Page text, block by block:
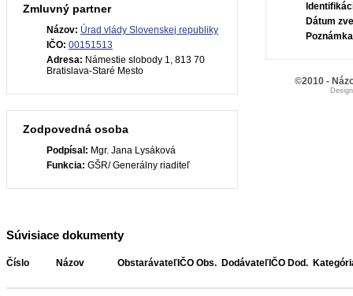
Zmluvný partner
Názov: Úrad vlády Slovenskej republiky
IČO: 00151513
Adresa: Námestie slobody 1, 813 70
Bratislava-Staré Mesto
Zodpovedná osoba
Podpísal: Mgr. Jana Lysáková
Funkcia: GŠR/ Generálny riaditeľ
Dátum
Súvisiace dokumenty
Číslo Názov Obstarávateľ IČO Obs. Dodávateľ IČO Dod.
©2010 -